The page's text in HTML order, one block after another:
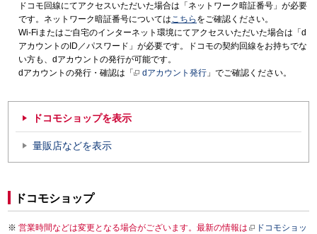
ドコモ回線にてアクセスいただいた場合は「ネットワーク暗証番号」が必要
です。ネットワーク暗証番号についてはこちら をご確認ください。
Wi-Fiまたはご自宅のインターネット環境にてアクセスいただいた場合は「d
アカウントのID／パスワード」が必要です。ドコモの契約回線をお持ちでな
い方も、dアカウントの発行が可能です。
dアカウントの発行・確認は「
dアカウント発行 」でご確認ください。
ドコモショップを表示
量販店などを表示
ドコモショップ
営業時間などは変更となる場合がございます。最新の情報は
ドコモショッ